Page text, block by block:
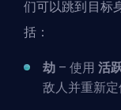
们可以跳到目标
括：
劫 – 使用 活
敌人并重新定